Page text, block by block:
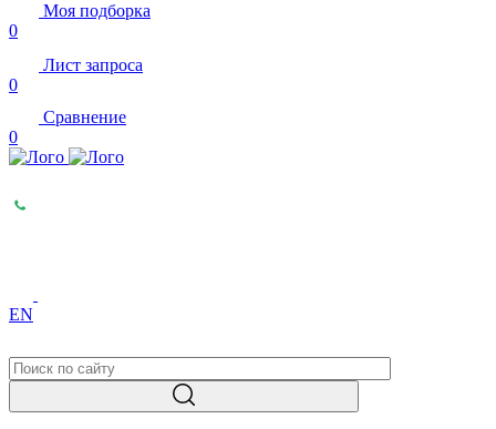
Моя подборка
0
Лист запроса
0
Сравнение
0
EN